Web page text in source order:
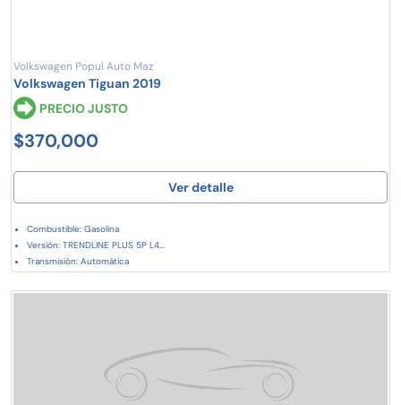
Volkswagen Popul Auto Maz
Volkswagen Tiguan 2019
PRECIO JUSTO
$370,000
Ver detalle
Combustible: Gasolina
Versión: TRENDLINE PLUS 5P L4...
Transmisión: Automática